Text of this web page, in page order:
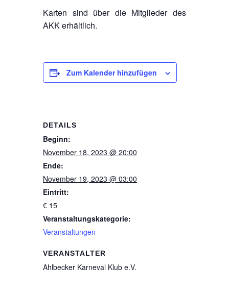
Karten sind über die Mitglieder des
AKK erhältlich.
Zum Kalender hinzufügen
DETAILS
Beginn:
November 18, 2023 @ 20:00
Ende:
November 19, 2023 @ 03:00
Eintritt:
€ 15
Veranstaltungskategorie:
Veranstaltungen
VERANSTALTER
Ahlbecker Karneval Klub e.V.